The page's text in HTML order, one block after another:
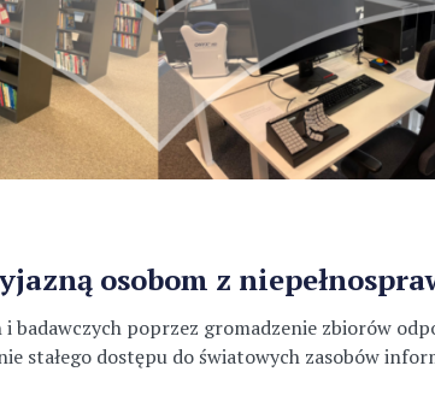
osobom z
badawczych poprzez gromadzenie zbiorów
stałego dostępu do światowych zasobów